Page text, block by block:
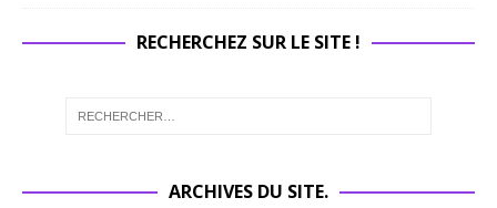
RECHERCHEZ SUR LE SITE !
ARCHIVES DU SITE.